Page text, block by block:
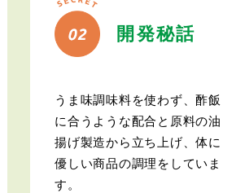
開発秘話
うま味調味料を使わず、酢飯
に合うような配合と原料の油
揚げ製造から立ち上げ、体に
優しい商品の調理をしていま
す。